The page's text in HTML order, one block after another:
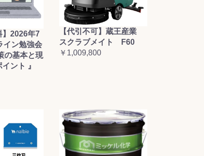
】2026年7
イン勉強会
の基本と現
ント 』
【代引不可】蔵王産業
スクラブメイト F60
￥1,009,800